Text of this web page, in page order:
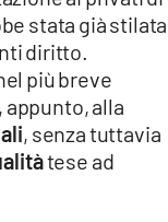
stata già stilata
diritto.
più breve
appunto, alla
, senza tuttavia
tese ad